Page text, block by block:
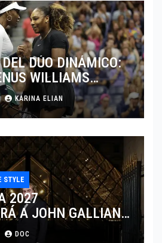
DÚO DINÁMICO:
WILLIAMS
DOBLES EN
KARINA ELIAN
STYLE
2027
A JOHN GALLIANO
REGRESO DEL REY
DOC